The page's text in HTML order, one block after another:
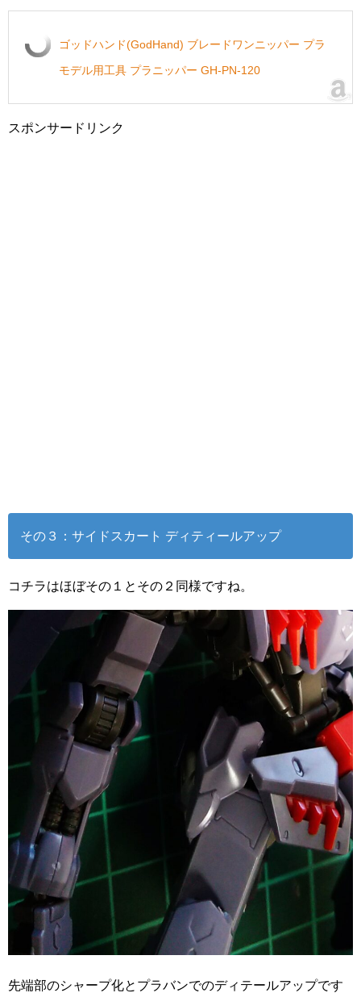
ゴッドハンド(GodHand) ブレードワンニッパー プラ
モデル用工具 プラニッパー GH-PN-120
スポンサードリンク
その３：サイドスカート ディティールアップ
コチラはほぼその１とその２同様ですね。
先端部のシャープ化とプラバンでのディテールアップです